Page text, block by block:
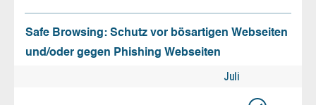
Safe Browsing: Schutz vor bösartigen Webseiten
und/oder gegen Phishing Webseiten
Juli